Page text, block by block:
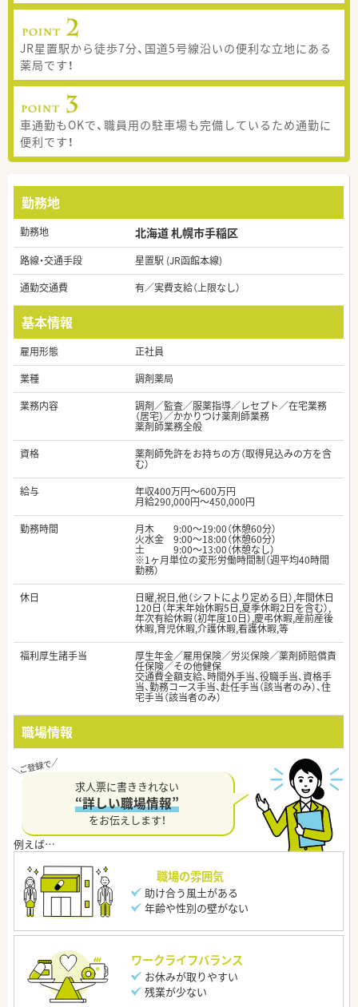
JR星置駅から徒歩7分、国道5号線沿いの便利な立地にある
薬局です！
車通勤もOKで、職員用の駐車場も完備しているため通勤に
便利です！
勤務地
勤務地 北海道 札幌市手稲区
路線・交通手段
星置駅 (JR函館本線)
通勤交通費
有／実費支給（上限なし）
基本情報
雇用形態
正社員
業種
調剤薬局
業務内容
調剤／監査／服薬指導／レセプト／在宅業務
（居宅）／かかりつけ薬剤師業務
薬剤師業務全般
資格
薬剤師免許をお持ちの方（取得見込みの方を含
む）
給与
年収400万円～600万円
月給290,000円～450,000円
勤務時間
月木 9:00～19:00（休憩60分）
火水金 9:00～18:00（休憩60分）
土 9:00～13:00（休憩なし）
※1ヶ月単位の変形労働時間制（週平均40時間
勤務）
休日
日曜,祝日,他（シフトにより定める日）,年間休日
120日（年末年始休暇5日,夏季休暇2日を含む）,
年次有給休暇（初年度10日）,慶弔休暇,産前産後
休暇,育児休暇,介護休暇,看護休暇,等
福利厚生諸手当
厚生年金／雇用保険／労災保険／薬剤師賠償責
任保険／その他健保
交通費全額支給、時間外手当、役職手当、資格手
当、勤務コース手当、赴任手当（該当者のみ）、住
宅手当（該当者のみ）
職場情報
求人票に書ききれない
“詳しい職場情報”
をお伝えします！
職場の雰囲気
助け合う風土がある
年齢や性別の壁がない
ワークライフバランス
お休みが取りやすい
残業が少ない